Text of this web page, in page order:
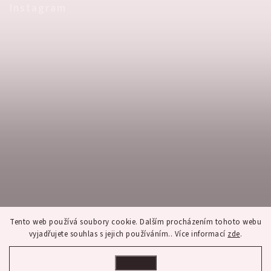
Tento web používá soubory cookie. Dalším procházením tohoto webu
vyjadřujete souhlas s jejich používáním.. Více informací zde.